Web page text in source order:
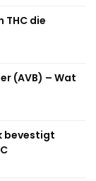
THC die
(AVB) – Wat
bevestigt